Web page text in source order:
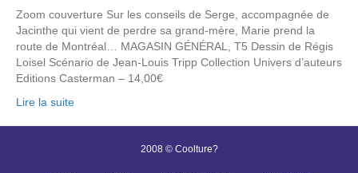
Zoom couverture Sur les conseils de Serge, accompagnée de
Jacinthe qui vient de perdre sa grand-mère, Marie prend la
route de Montréal… MAGASIN GÉNÉRAL, T5 Dessin de Régis
Loisel Scénario de Jean-Louis Tripp Collection Univers d’auteurs
Editions Casterman – 14,00€
Lire la suite
2008 © Coolture?